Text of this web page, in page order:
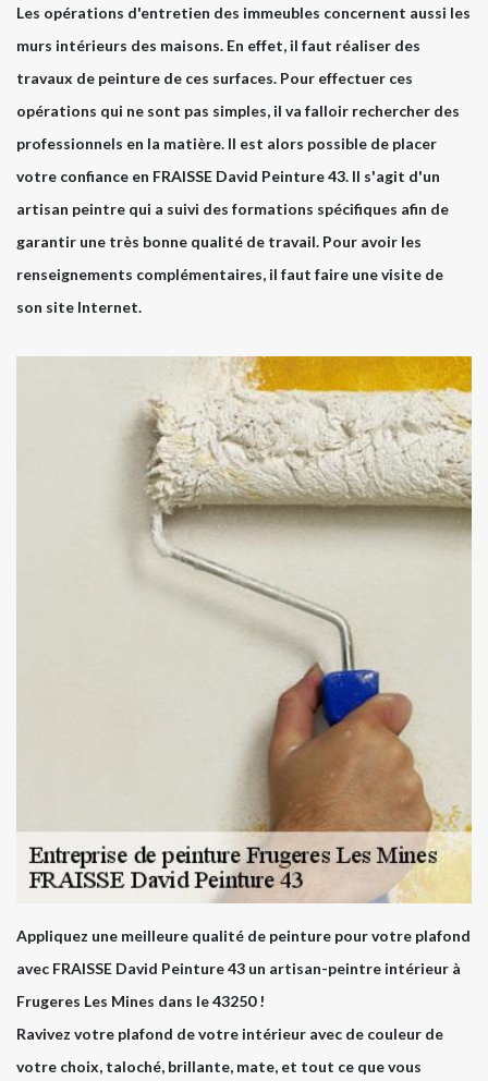
Les opérations d'entretien des immeubles concernent aussi les
murs intérieurs des maisons. En effet, il faut réaliser des
travaux de peinture de ces surfaces. Pour effectuer ces
opérations qui ne sont pas simples, il va falloir rechercher des
professionnels en la matière. Il est alors possible de placer
votre confiance en FRAISSE David Peinture 43. Il s'agit d'un
artisan peintre qui a suivi des formations spécifiques afin de
garantir une très bonne qualité de travail. Pour avoir les
renseignements complémentaires, il faut faire une visite de
son site Internet.
Appliquez une meilleure qualité de peinture pour votre plafond
avec FRAISSE David Peinture 43 un artisan-peintre intérieur à
Frugeres Les Mines dans le 43250 !
Ravivez votre plafond de votre intérieur avec de couleur de
votre choix, taloché, brillante, mate, et tout ce que vous